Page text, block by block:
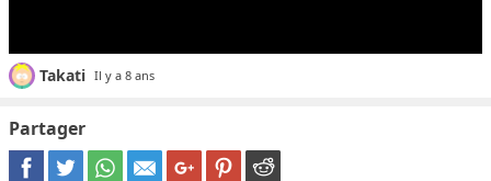
Takati Il y a 8 ans
Partager